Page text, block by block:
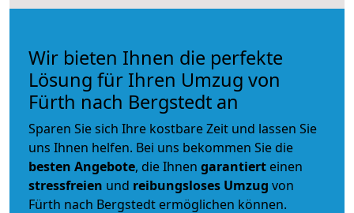
Wir bieten Ihnen die perfekte
Lösung für Ihren Umzug von
Fürth nach Bergstedt an
Sparen Sie sich Ihre kostbare Zeit und lassen Sie
uns Ihnen helfen. Bei uns bekommen Sie die
besten Angebote, die Ihnen garantiert einen
stressfreien und reibungsloses Umzug von
Fürth nach Bergstedt ermöglichen können.